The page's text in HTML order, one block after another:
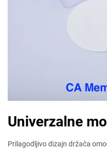
Univerzalne
Prilagodljivo dizajn držača